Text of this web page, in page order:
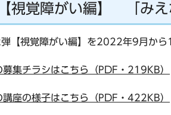
視覚障がい編】 「みえ
【視覚障がい編】を2022年9月から
集チラシはこちら（PDF・219KB）
座の様子はこちら（PDF・422KB）